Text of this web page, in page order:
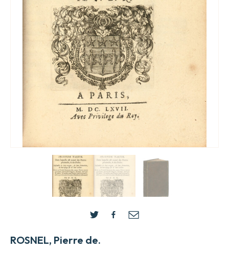
ROSNEL, Pierre de.